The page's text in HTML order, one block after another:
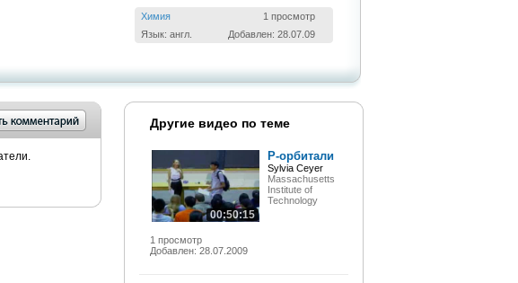
Химия
1 просмотр
Язык: англ.
Добавлен: 28.07.09
Другие видео по теме
00:50:15
1 просмотр
Добавлен: 28.07.2009
P-орбитали
Sylvia Ceyer
Massachusetts
Institute of
Technology